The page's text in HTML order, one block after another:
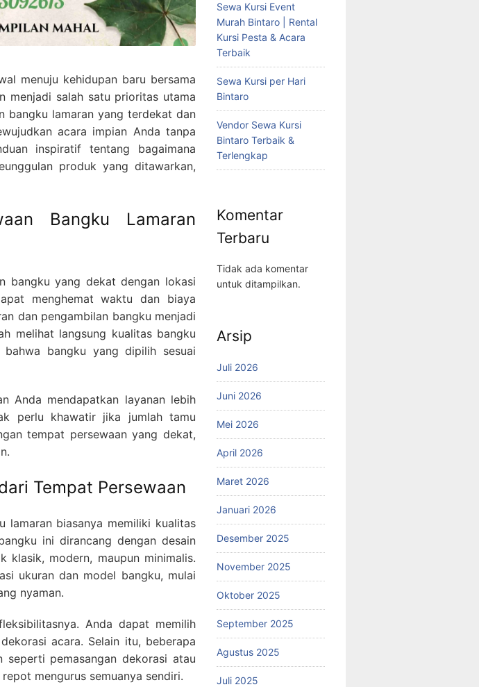
menuju kehidupan baru bersama
menjadi salah satu prioritas utama
bangku lamaran yang terdekat dan
acara impian Anda tanpa
inspiratif tentang bagaimana
produk yang ditawarkan,
Bangku Lamaran
bangku yang dekat dengan lokasi
menghemat waktu dan biaya
dan pengambilan bangku menjadi
melihat langsung kualitas bangku
bangku yang dipilih sesuai
Anda mendapatkan layanan lebih
perlu khawatir jika jumlah tamu
tempat persewaan yang dekat,
Tempat Persewaan
lamaran biasanya memiliki kualitas
ini dirancang dengan desain
klasik, modern, maupun minimalis.
ukuran dan model bangku, mulai
nyaman.
Anda dapat memilih
acara. Selain itu, beberapa
seperti pemasangan dekorasi atau
mengurus semuanya sendiri.
Sewa Kursi Event
Murah Bintaro | Rental
Kursi Pesta & Acara
Terbaik
Sewa Kursi per Hari
Bintaro
Vendor Sewa Kursi
Bintaro Terbaik &
Terlengkap
Komentar
Terbaru
Tidak ada komentar
untuk ditampilkan.
Arsip
Juli 2026
Juni 2026
Mei 2026
April 2026
Maret 2026
Januari 2026
Desember 2025
November 2025
Oktober 2025
September 2025
Agustus 2025
Juli 2025